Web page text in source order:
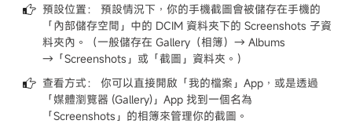
預設位置： 預設情況下，你的手機截圖會被儲存在手機的
「內部儲存空間」中的 DCIM 資料夾下的 Screenshots 子資
料夾內。（一般儲存在 Gallery（相簿）→ Albums
→「Screenshots」或「截圖」資料夾。）
查看方式： 你可以直接開啟「我的檔案」App，或是透過
「媒體瀏覽器 (Gallery)」App 找到一個名為
「Screenshots」的相簿來管理你的截圖。